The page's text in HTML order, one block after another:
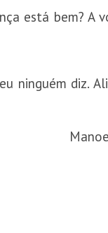
está bem? A
ninguém diz.